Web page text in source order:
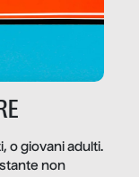
o giovani adulti.
non